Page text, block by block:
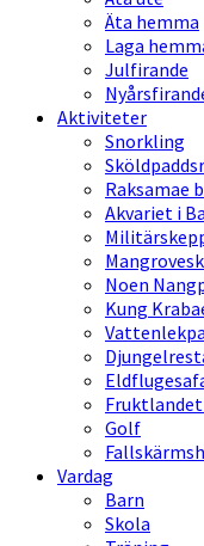
Äta hemma
Laga
Julfirande
Aktiviteter
Snorkling
Raksamae
Akvariet i
Noen
Kung
Golf
Vardag
Barn
Skola